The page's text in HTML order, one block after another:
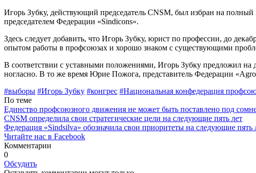
Игорь Зубку, действующий председа­тель CNSM, был избран на
предсе­дателем Федерации «Sindicons».
Здесь следует добавить, что Игорь Зубку, юрист по профессии, до
опытом работы в профсоюзах и хорошо знаком с существующими
В соответствии с уставными поло­жениями, Игорь Зубку предложил
ногласно. В то же время Юрие Пожога, представитель Федерации
#выборы #Игорь Зубку #конгрес #На­циональная конфедерация
По теме
Единство профсоюзного движения не может быть поставлено под
CNSM определила свои стратегические цели на следующие пять лет
Федерация «Sindsilva» обозначила свои приоритеты на следующие пять
Читайте нас в Facebook
Комментарии
0
Обсудить